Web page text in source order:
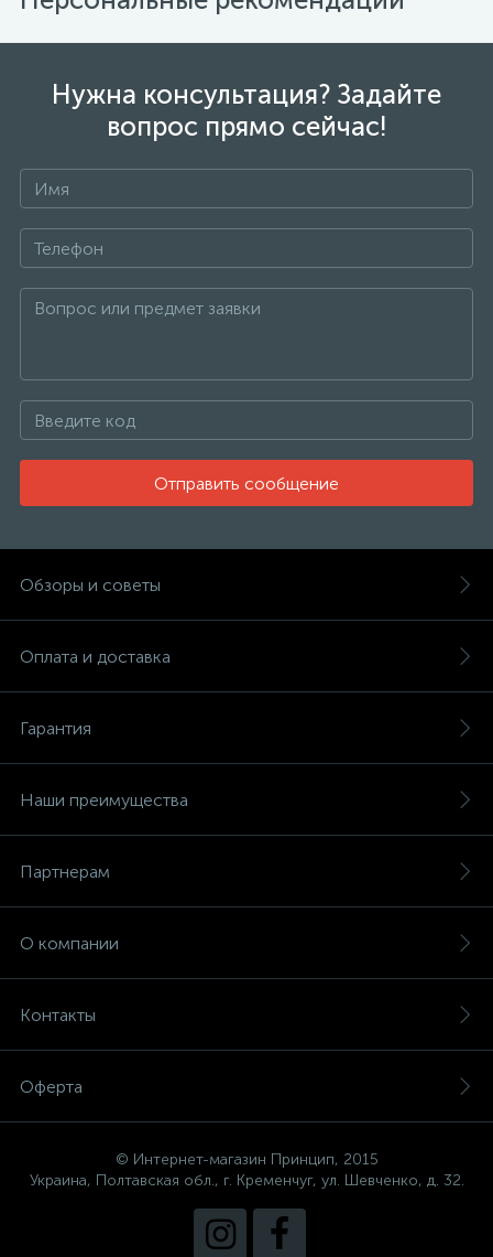
Нужна консультация? Задайте
вопрос прямо сейчас!
Отправить сообщение
Обзоры и советы
Оплата и доставка
Гарантия
Наши преимущества
Партнерам
О компании
Контакты
Оферта
© Интернет-магазин Принцип, 2015
Украина, Полтавская обл., г. Кременчуг, ул. Шевченко, д. 32.